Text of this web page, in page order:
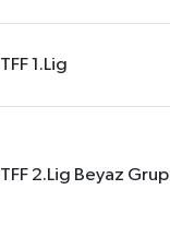
TFF 1.Lig
TFF 2.Lig Beyaz Grup